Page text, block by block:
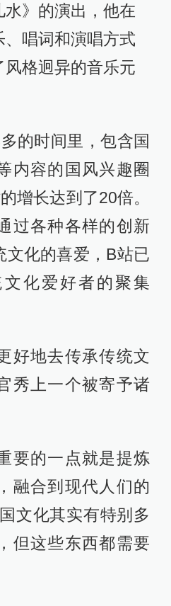
》的演出，他在
唱词和演唱方式
格迥异的音乐元
的时间里，包含国
内容的国风兴趣圈
增长达到了20倍。
过各种各样的创新
文化的喜爱，B站已
化爱好者的聚集
好地去传承传统文
秀上一个被寄予诸
要的一点就是提炼
融合到现代人们的
文化其实有特别多
但这些东西都需要